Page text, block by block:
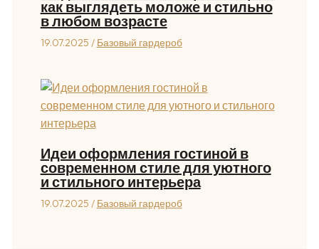
как выглядеть моложе и стильно
в любом возрасте
19.07.2025 / Базовый гардероб
Идеи оформления гостиной в
современном стиле для уютного
и стильного интерьера
19.07.2025 / Базовый гардероб